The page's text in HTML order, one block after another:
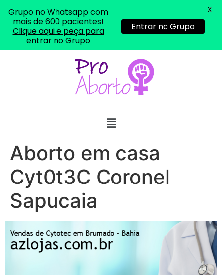
Aborto em casa
Cyt0t3C Coronel
Sapucaia
Grupo no Whatsapp com
mais de 600 pacientes!
Clique aqui e peça para
entrar no Grupo
Entrar no Grupo
X
http://www.proaborto.com)
Helly
em http://www.proaborto.com)
áreas mas psicologicamente p ter
sozinha nao estou